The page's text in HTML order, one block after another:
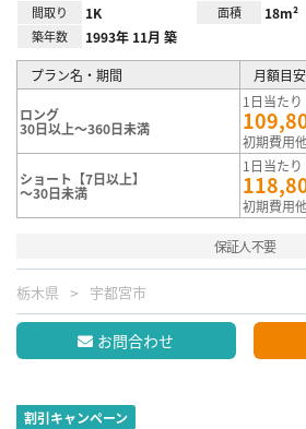
間取り 1K 面積 18m²
築年数 1993年 11月 築
プラン名・期間 月額目安
ロング
30日以上～360日未満
1日当た
初期費用
ショート【7日以上】
～30日未満
1日当た
初期費用
保証人不要
栃木県 宇都宮市
お問合わせ
割引キャンペーン